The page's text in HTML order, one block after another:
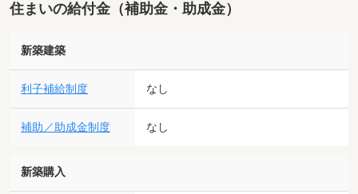
住まいの給付金（補助金・助成金）
新築建築
利子補給制度 なし
補助／助成金制度 なし
新築購入